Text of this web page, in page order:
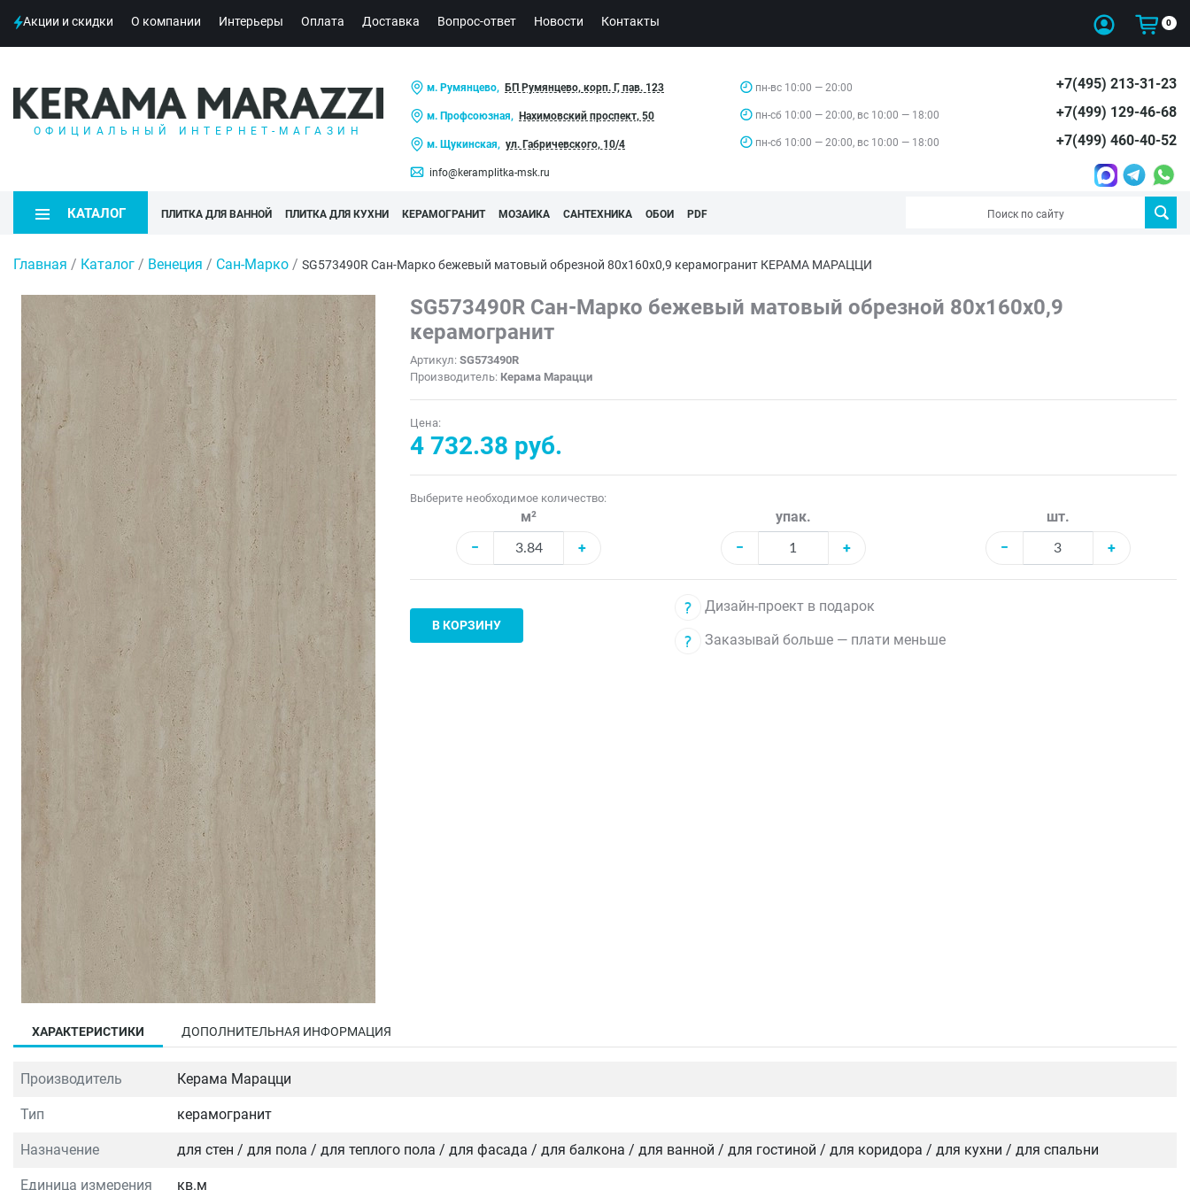
Акции и скидки О компании Интерьеры Оплата Доставка Вопрос-ответ Новости Контакты 0
ОФИЦИАЛЬНЫЙ ИНТЕРНЕТ-МАГАЗИН
м. Румянцево, БП Румянцево, корп. Г, пав. 123
м. Профсоюзная, Нахимовский проспект, 50
м. Щукинская, ул. Габричевского, 10/4
info@keramplitka-msk.ru
пн-вс 10:00 — 20:00
пн-сб 10:00 — 20:00, вс 10:00 — 18:00
пн-сб 10:00 — 20:00, вс 10:00 — 18:00
+7(495) 213-31-23
+7(499) 129-46-68
+7(499) 460-40-52
КАТАЛОГ ПЛИТКА ДЛЯ ВАННОЙ ПЛИТКА ДЛЯ КУХНИ КЕРАМОГРАНИТ МОЗАИКА САНТЕХНИКА ОБОИ PDF
Главная / Каталог / Венеция / Сан-Марко / SG573490R Сан-Марко бежевый матовый обрезной 80x160x0,9 керамогранит КЕРАМА МАРАЦЦИ
SG573490R Сан-Марко бежевый матовый обрезной 80x160x0,9
керамогранит
Артикул: SG573490R
Производитель: Керама Марацци
Цена:
4 732.38 руб.
Выберите необходимое количество:
м²
−
+
упак.
−
+
шт.
−
+
В КОРЗИНУ
Дизайн-проект в подарок
Заказывай больше — плати меньше
ХАРАКТЕРИСТИКИ ДОПОЛНИТЕЛЬНАЯ ИНФОРМАЦИЯ
Производитель Керама Марацци
Тип керамогранит
Назначение для стен / для пола / для теплого пола / для фасада / для балкона / для ванной / для гостиной / для коридора / для кухни / для спальни
Единица измерения кв.м